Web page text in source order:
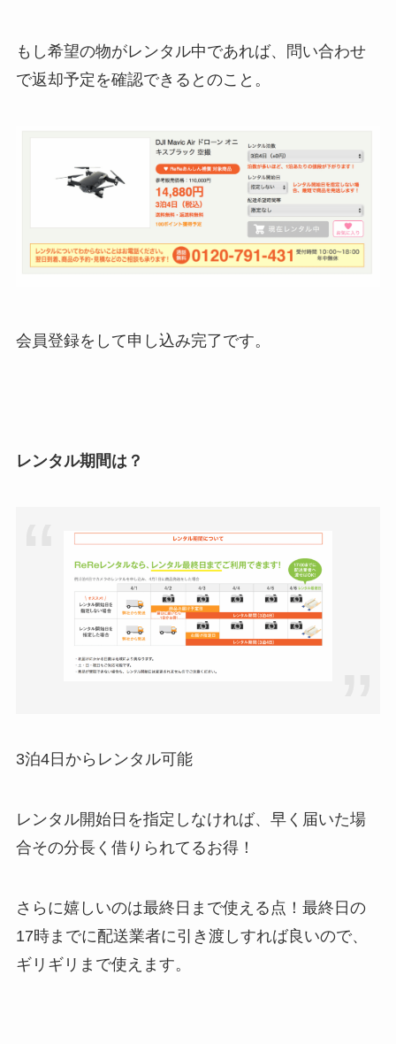
もし希望の物がレンタル中であれば、問い合わせ
で返却予定を確認できるとのこと。
会員登録をして申し込み完了です。
レンタル期間は？
3泊4日からレンタル可能
レンタル開始日を指定しなければ、早く届いた場
合その分長く借りられてるお得！
さらに嬉しいのは最終日まで使える点！最終日の
17時までに配送業者に引き渡しすれば良いので、
ギリギリまで使えます。